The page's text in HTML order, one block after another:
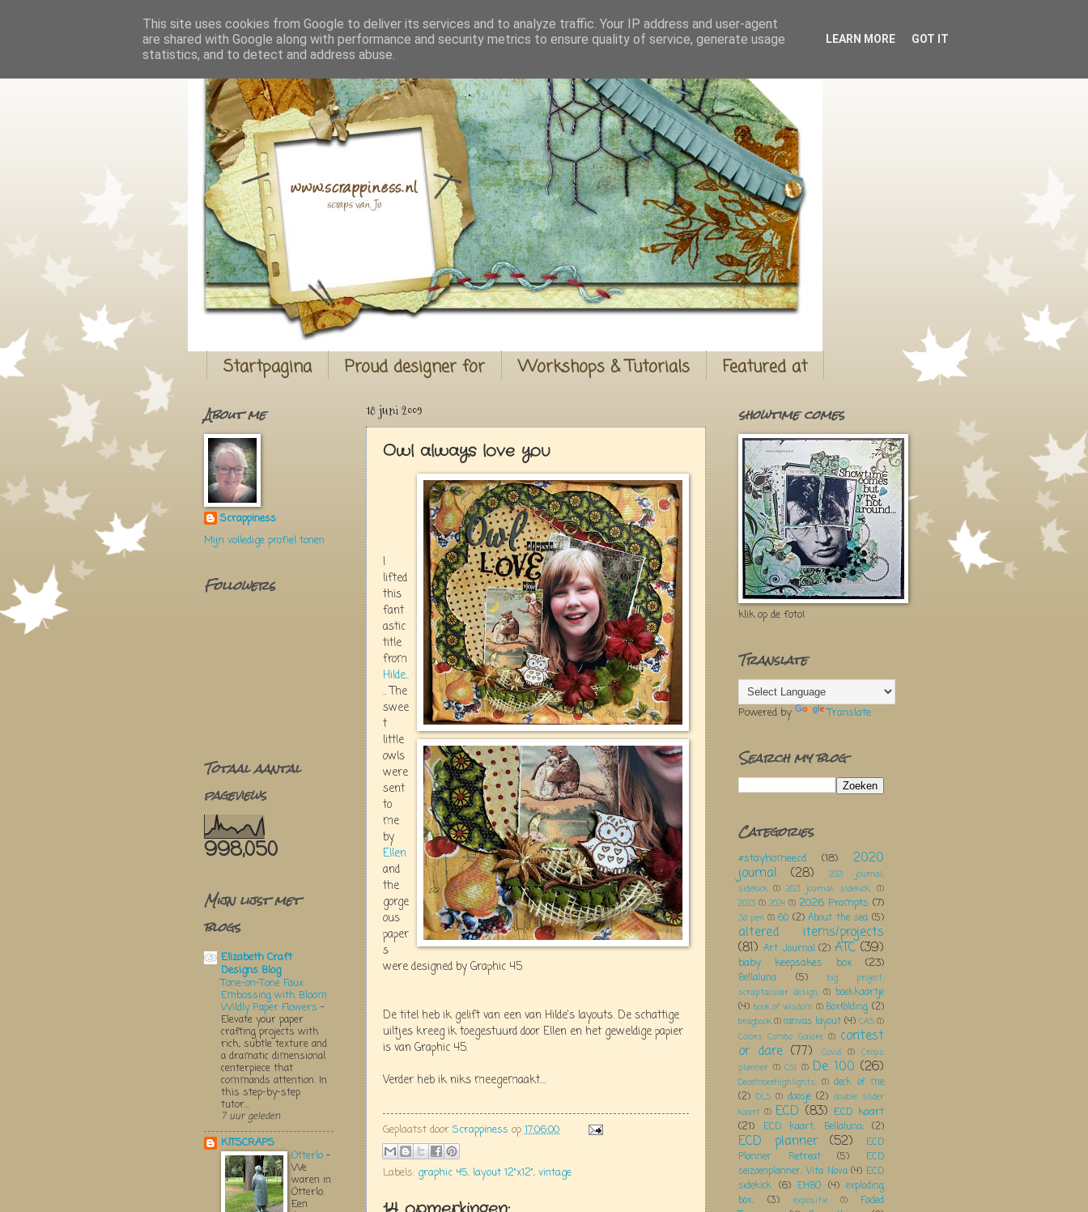
Startpagina Proud designer for Workshops & Tutorials Featured at
18 juni 2009
Owl always love you
I
lifted
this
fant
astic
title
from
Hilde..
.. The
swee
t
little
owls
were
sent
to
me
by
Ellen
and
the
gorge
ous
paper
s
were designed by Graphic 45
De titel heb ik gelift van een van Hilde's layouts. De schattige
uiltjes kreeg ik toegestuurd door Ellen en het geweldige papier
is van Graphic 45.
Verder heb ik niks meegemaakt....
Geplaatst door Scrappiness op 17:06:00
Labels: graphic 45, layout 12"x12", vintage
About me
Scrappiness
Mijn volledige profiel tonen
Followers
Totaal aantal
pageviews
998,050
Mijn lijst met
blogs
Elizabeth Craft
Designs Blog
Tone-on-Tone Faux
Embossing with Bloom
Wildly Paper Flowers -
Elevate your paper
crafting projects with
rich, subtle texture and
a dramatic dimensional
centerpiece that
commands attention. In
this step-by-step
tutor...
7 uur geleden
KITSCRAPS
Otterlo -
We
waren in
Otterlo.
Een
showtime comes
klik op de foto!
Translate
Powered by Translate
Search my blog
Categories
#stayhomeecd (18) 2020
journal (28)
2021 journal;
sidekick (1) 2021 journal; sidekick; (1)
2023 (1) 2024 (1) 2026 Prompts (7)
3d pen (1) 60 (2) About the sea (5)
altered items/projects
(81) Art Journal (2) ATC (39)
baby keepsakes box (23)
Bellaluna (5)
big project;
scraptacular design; (1) boekkaartje
(4) book of wisdom (1) Boxfolding (2)
bragbook(1)canvas layout (4) CAS(1)
Colors Combo Galore (1) contest
or dare (77) Covid (1) Crops
planner (1) CSI (1) De 100 (26)
DecemberHighlights; (1) deck of me
(2) DLS (1) doosje (2) double slider
kaart (1) ECD (83) ECD kaart
(21)
ECD kaart; Bellaluna; (2)
ECD planner (52)
ECD
Planner Retreat
(5)
ECD
seizoenplanner; Vita Nova (4) ECD
sidekick (6) EHBO (4) exploding
box;
(3) expositie (1)
Faded
This site uses cookies from Google to deliver its services and to analyze traffic. Your IP address and user-agent
are shared with Google along with performance and security metrics to ensure quality of service, generate usage
statistics, and to detect and address abuse.
LEARN MORE GOT IT